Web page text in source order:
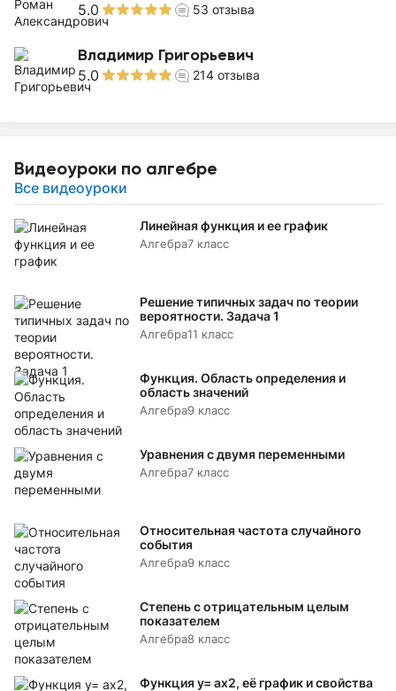
5.0 53 отзыва
Владимир Григорьевич
5.0 214 отзыва
Видеоуроки по алгебре
Все видеоуроки
Линейная функция и ее график
Алгебра7 класс
Решение типичных задач по теории
вероятности. Задача 1
Алгебра11 класс
Функция. Область определения и
область значений
Алгебра9 класс
Уравнения с двумя переменными
Алгебра7 класс
Относительная частота случайного
события
Алгебра9 класс
Степень с отрицательным целым
показателем
Алгебра8 класс
Функция y= аx2, её график и свойства